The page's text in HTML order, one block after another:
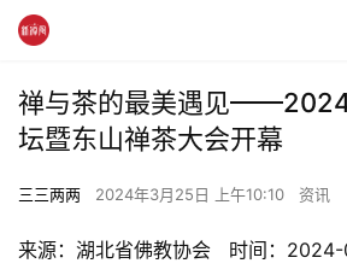
禅与茶的最美遇见
坛暨东山禅茶大会开幕
三三两两 2024年3月25日 上午10:10 资讯
来源：湖北省佛教协会   时间：